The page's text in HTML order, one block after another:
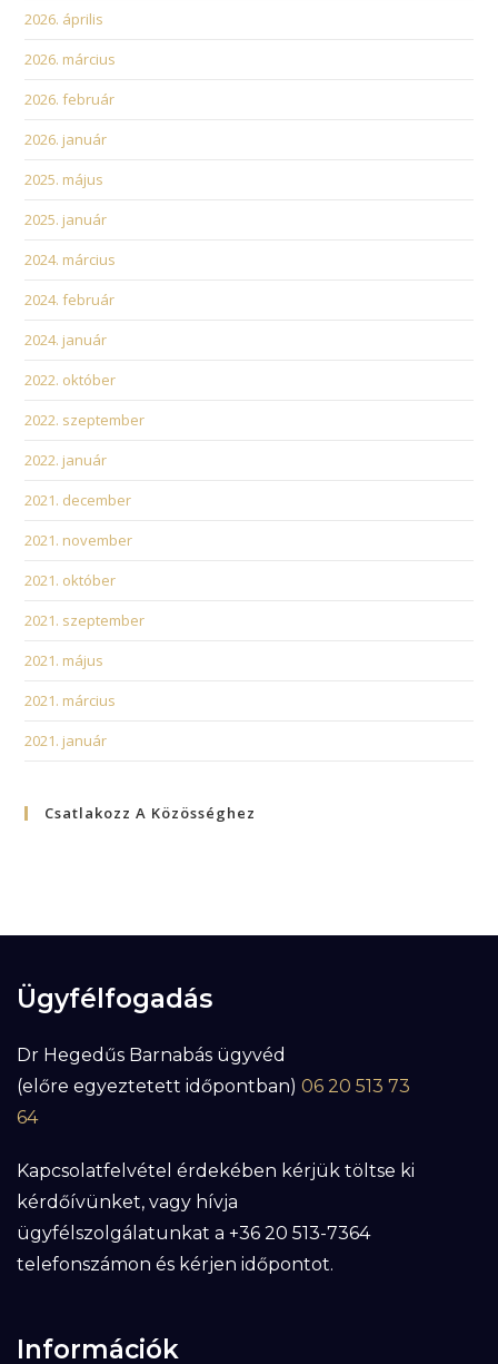
2026. április
2026. március
2026. február
2026. január
2025. május
2025. január
2024. március
2024. február
2024. január
2022. október
2022. szeptember
2022. január
2021. december
2021. november
2021. október
2021. szeptember
2021. május
2021. március
2021. január
Csatlakozz A Közösséghez
Ügyfélfogadás
Dr Hegedűs Barnabás ügyvéd
(előre egyeztetett időpontban) 06 20 513 73
64
Kapcsolatfelvétel érdekében kérjük töltse ki
kérdőívünket, vagy hívja
ügyfélszolgálatunkat a +36 20 513-7364
telefonszámon és kérjen időpontot.
Információk